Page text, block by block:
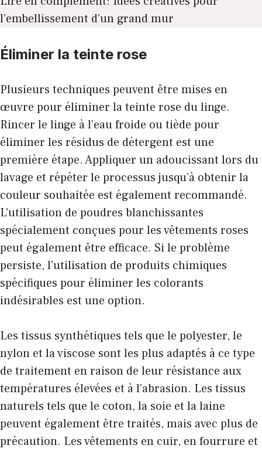
l’embellissement d’un grand mur
Éliminer la teinte rose
Plusieurs techniques peuvent être mises en
œuvre pour éliminer la teinte rose du linge.
Rincer le linge à l’eau froide ou tiède pour
éliminer les résidus de détergent est une
première étape. Appliquer un adoucissant lors du
lavage et répéter le processus jusqu’à obtenir la
couleur souhaitée est également recommandé.
L’utilisation de poudres blanchissantes
spécialement conçues pour les vêtements roses
peut également être efficace. Si le problème
persiste, l’utilisation de produits chimiques
spécifiques pour éliminer les colorants
indésirables est une option.
Les tissus synthétiques tels que le polyester, le
nylon et la viscose sont les plus adaptés à ce type
de traitement en raison de leur résistance aux
températures élevées et à l’abrasion. Les tissus
naturels tels que le coton, la soie et la laine
peuvent également être traités, mais avec plus de
précaution. Les vêtements en cuir, en fourrure et